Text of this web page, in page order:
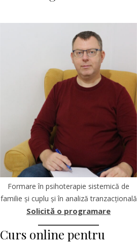
Formare în psihoterapie sistemică de
familie și cuplu și în analiză tranzacțională
Solicită o programare
Curs online pentru